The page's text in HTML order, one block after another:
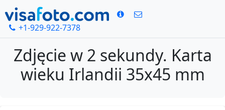
+1-929-922-7378
Zdjęcie w 2 sekundy. Karta
wieku Irlandii 35x45 mm